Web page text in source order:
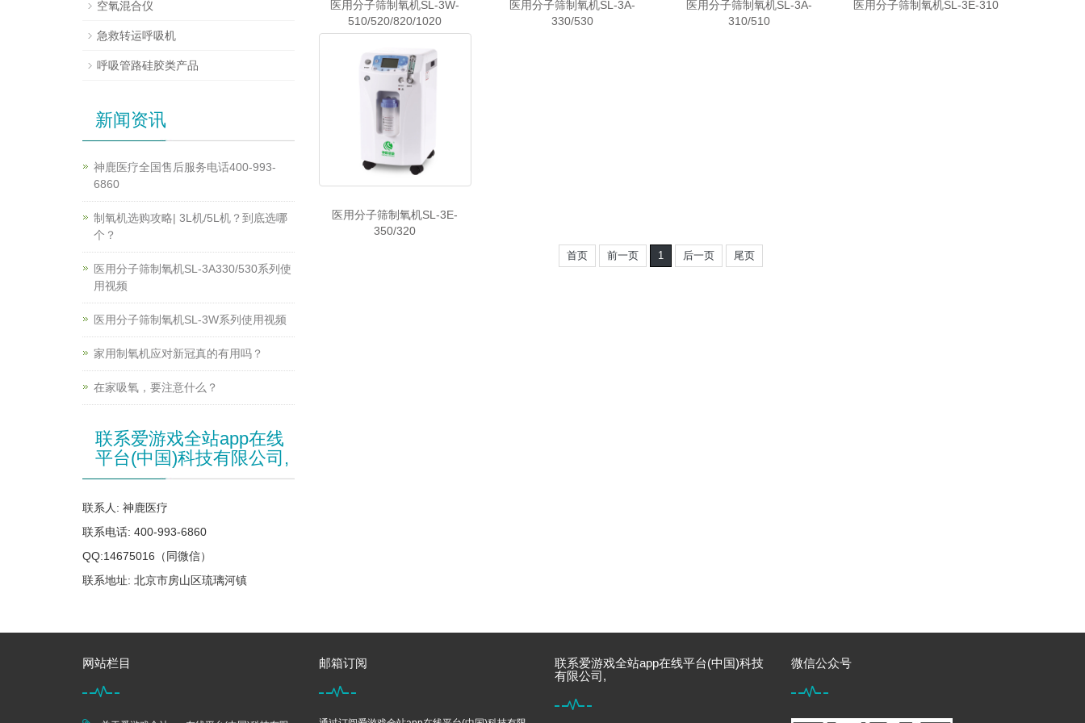
医用分子筛制氧机SL-3W-
510/520/820/1020
医用分子筛制氧机SL-3A-
330/530
医用分子筛制氧机SL-3A-
310/510
医用分子筛制氧机SL-3E-310
医用分子筛制氧机SL-3E-
350/320
首页 前一页 1 后一页 尾页
空氧混合仪
急救转运呼吸机
呼吸管路硅胶类产品
新闻资讯
神鹿医疗全国售后服务电话400-993-
6860
制氧机选购攻略| 3L机/5L机？到底选哪
个？
医用分子筛制氧机SL-3A330/530系列使
用视频
医用分子筛制氧机SL-3W系列使用视频
家用制氧机应对新冠真的有用吗？
在家吸氧，要注意什么？
联系爱游戏全站app在线
平台(中国)科技有限公司,
联系人: 神鹿医疗
联系电话: 400-993-6860
QQ:14675016（同微信）
联系地址: 北京市房山区琉璃河镇
网站栏目 邮箱订阅
联系爱游戏全站app在线平台(中国)科技
有限公司,
微信公众号